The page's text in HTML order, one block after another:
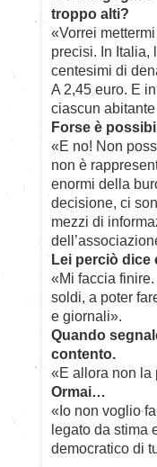
troppo alti?
«Vorrei
precisi. In Italia,
centesimi di
A 2,45 euro. E
ciascun
Forse è
«E no! Non
non è
enormi della
decisione, ci
mezzi di
Lei perciò
«Mi faccia
soldi, a poter
e giornali».
Quando
contento.
«E allora non la
Ormai…
«Io non voglio
legato da stima
democratico di